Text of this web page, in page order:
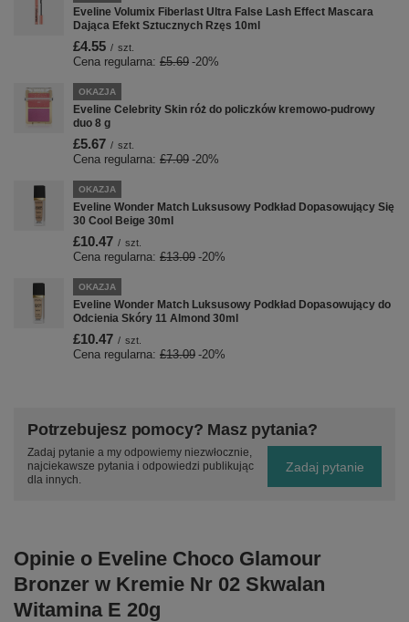
Eveline Volumix Fiberlast Ultra False Lash Effect Mascara
Dająca Efekt Sztucznych Rzęs 10ml
£4.55 / szt.
Cena regularna: £5.69 -20%
OKAZJA
Eveline Celebrity Skin róż do policzków kremowo-pudrowy
duo 8 g
£5.67 / szt.
Cena regularna: £7.09 -20%
OKAZJA
Eveline Wonder Match Luksusowy Podkład Dopasowujący Się
30 Cool Beige 30ml
£10.47 / szt.
Cena regularna: £13.09 -20%
OKAZJA
Eveline Wonder Match Luksusowy Podkład Dopasowujący do
Odcienia Skóry 11 Almond 30ml
£10.47 / szt.
Cena regularna: £13.09 -20%
Potrzebujesz pomocy? Masz pytania?
Zadaj pytanie a my odpowiemy niezwłocznie,
najciekawsze pytania i odpowiedzi publikując
dla innych.
Zadaj pytanie
Opinie o Eveline Choco Glamour
Bronzer w Kremie Nr 02 Skwalan
Witamina E 20g